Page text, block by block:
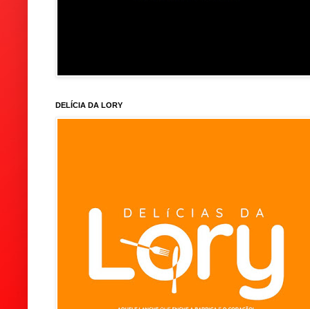
DELÍCIA DA LORY